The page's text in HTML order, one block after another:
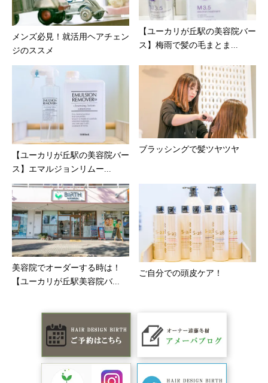
メンズ必見！就活用ヘアチェン
ジのススメ
【ユーカリが丘駅の美容院バー
ス】梅雨で髪の毛まとま...
【ユーカリが丘駅の美容院バー
ス】エマルジョンリムー...
ブラッシングで髪ツヤツヤ
美容院でオーダーする時は！
【ユーカリが丘駅美容院バ...
ご自分での頭皮ケア！